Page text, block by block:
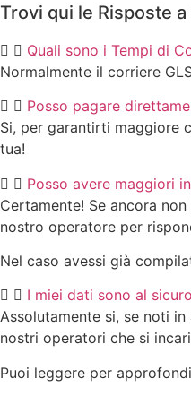
Trovi qui le Risposte
Quali sono i Tempi di
Normalmente il corriere
Posso pagare
Si, per garantirti maggiore
tua!
Posso avere maggiori
Certamente! Se ancora
nostro operatore per
Nel caso avessi già
I miei dati sono al
Assolutamente si, se noti
nostri operatori che si
Puoi leggere per